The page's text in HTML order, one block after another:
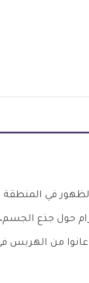
في المنطقة
حول جذع
من الهربس